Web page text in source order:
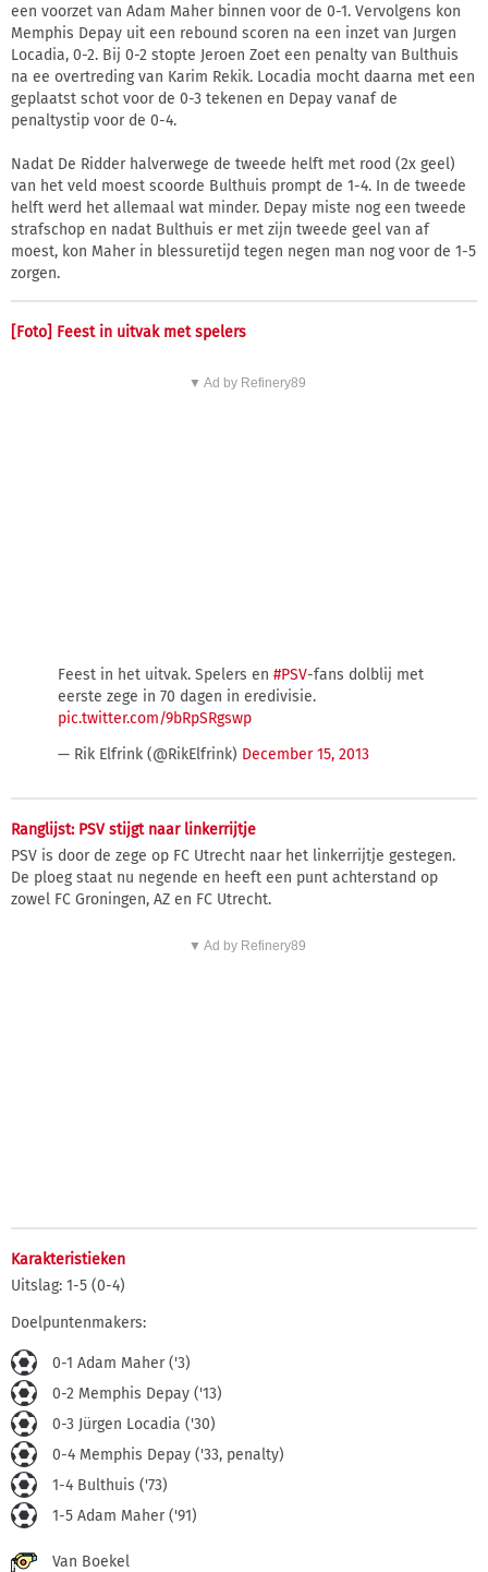
een voorzet van Adam Maher binnen voor de 0-1. Vervolgens kon
Memphis Depay uit een rebound scoren na een inzet van Jurgen
Locadia, 0-2. Bij 0-2 stopte Jeroen Zoet een penalty van Bulthuis
na ee overtreding van Karim Rekik. Locadia mocht daarna met een
geplaatst schot voor de 0-3 tekenen en Depay vanaf de
penaltystip voor de 0-4.
Nadat De Ridder halverwege de tweede helft met rood (2x geel)
van het veld moest scoorde Bulthuis prompt de 1-4. In de tweede
helft werd het allemaal wat minder. Depay miste nog een tweede
strafschop en nadat Bulthuis er met zijn tweede geel van af
moest, kon Maher in blessuretijd tegen negen man nog voor de 1-5
zorgen.
[Foto] Feest in uitvak met spelers
▼ Ad by Refinery89
Feest in het uitvak. Spelers en #PSV-fans dolblij met
eerste zege in 70 dagen in eredivisie.
pic.twitter.com/9bRpSRgswp
— Rik Elfrink (@RikElfrink) December 15, 2013
Ranglijst: PSV stijgt naar linkerrijtje
PSV is door de zege op FC Utrecht naar het linkerrijtje gestegen.
De ploeg staat nu negende en heeft een punt achterstand op
zowel FC Groningen, AZ en FC Utrecht.
▼ Ad by Refinery89
Karakteristieken
Uitslag: 1-5 (0-4)
Doelpuntenmakers:
0-1 Adam Maher ('3)
0-2 Memphis Depay ('13)
0-3 Jürgen Locadia ('30)
0-4 Memphis Depay ('33, penalty)
1-4 Bulthuis ('73)
1-5 Adam Maher ('91)
Van Boekel